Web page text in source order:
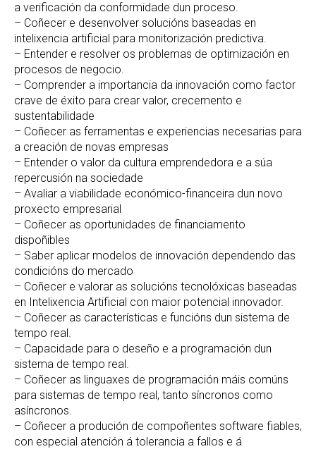
a verificación da conformidade dun proceso.
– Coñecer e desenvolver solucións baseadas en
intelixencia artificial para monitorización predictiva.
– Entender e resolver os problemas de optimización en
procesos de negocio.
– Comprender a importancia da innovación como factor
crave de éxito para crear valor, crecemento e
sustentabilidade
– Coñecer as ferramentas e experiencias necesarias para
a creación de novas empresas
– Entender o valor da cultura emprendedora e a súa
repercusión na sociedade
– Avaliar a viabilidade económico-financeira dun novo
proxecto empresarial
– Coñecer as oportunidades de financiamento
dispoñibles
– Saber aplicar modelos de innovación dependendo das
condicións do mercado
– Coñecer e valorar as solucións tecnolóxicas baseadas
en Intelixencia Artificial con maior potencial innovador.
– Coñecer as características e funcións dun sistema de
tempo real.
– Capacidade para o deseño e a programación dun
sistema de tempo real.
– Coñecer as linguaxes de programación máis comúns
para sistemas de tempo real, tanto síncronos como
asíncronos.
– Coñecer a produción de compoñentes software fiables,
con especial atención á tolerancia a fallos e á